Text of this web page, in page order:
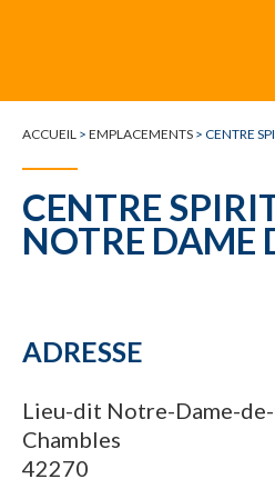
ACCUEIL > EMPLACEMENTS > CENTRE
CENTRE
NOTRE DAME
ADRESSE
Lieu-dit Notre-Dame-
Chambles
42270